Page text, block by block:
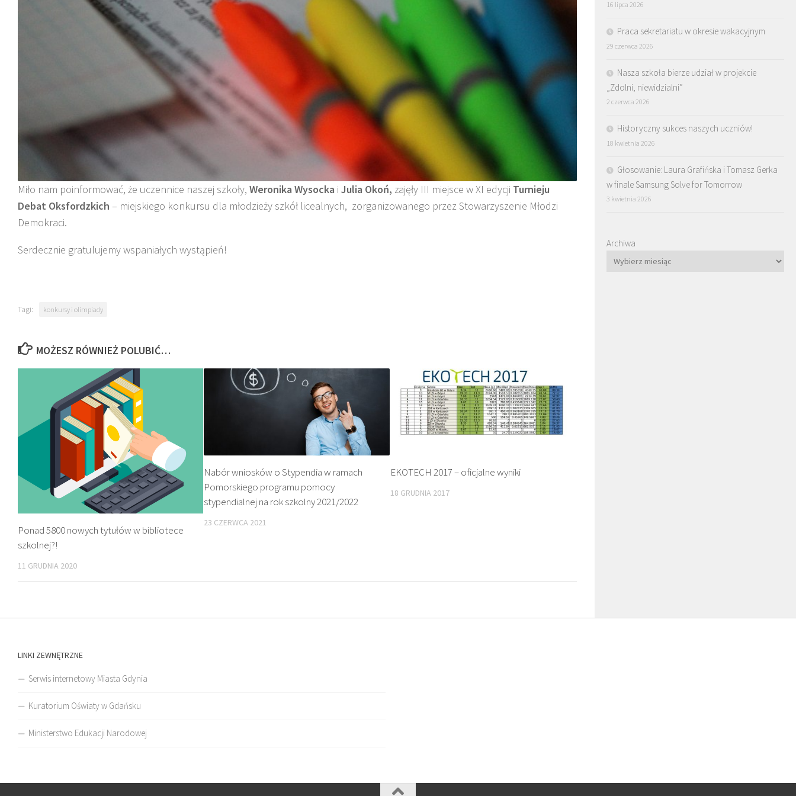
Miło nam poinformować, że uczennice naszej szkoły, Weronika Wysocka i Julia Okoń, zajęły III miejsce w XI edycji Turnieju
Debat Oksfordzkich – miejskiego konkursu dla młodzieży szkół licealnych, zorganizowanego przez Stowarzyszenie Młodzi
Demokraci.
Serdecznie gratulujemy wspaniałych wystąpień!
Tagi: konkursy i olimpiady
MOŻESZ RÓWNIEŻ POLUBIĆ…
Ponad 5800 nowych tytułów w bibliotece
szkolnej?!
11 GRUDNIA 2020
Nabór wniosków o Stypendia w ramach
Pomorskiego programu pomocy
stypendialnej na rok szkolny 2021/2022
23 CZERWCA 2021
EKOTECH 2017 – oficjalne wyniki
18 GRUDNIA 2017
16 lipca 2026
Praca sekretariatu w okresie wakacyjnym
29 czerwca 2026
Nasza szkoła bierze udział w projekcie
„Zdolni, niewidzialni”
2 czerwca 2026
Historyczny sukces naszych uczniów!
18 kwietnia 2026
Głosowanie: Laura Grafińska i Tomasz Gerka
w finale Samsung Solve for Tomorrow
3 kwietnia 2026
Archiwa
LINKI ZEWNĘTRZNE
Serwis internetowy Miasta Gdynia
Kuratorium Oświaty w Gdańsku
Ministerstwo Edukacji Narodowej